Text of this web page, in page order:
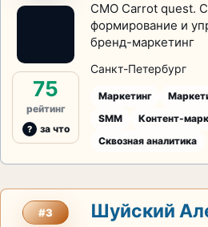
75
рейтинг
за что
CMO Carrot quest.
формирование и
бренд-маркетинг
Санкт-Петербург
Маркетинг
SMM
Контент-
Сквозная аналитика
#3 Шуйский